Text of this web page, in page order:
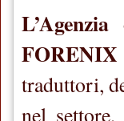
FORENIX
traduttori,
nel